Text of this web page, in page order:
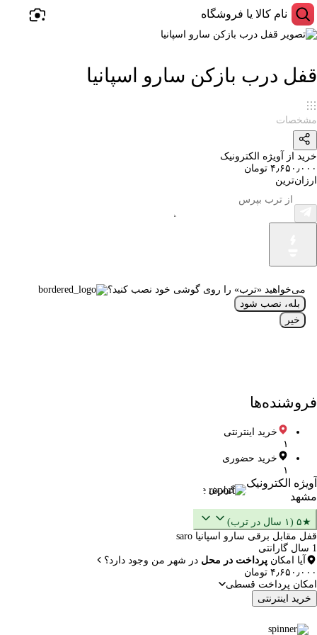
قفل درب بازکن سارو اسپانیا
مشخصات
خرید از آویژه الکترونیک
۴٫۶۵۰٫۰۰۰ تومان
ارزان‌ترین
می‌خواهید «ترب» را روی گوشی خود نصب کنید؟
بله، نصب شود
خیر
فروشنده‌ها
خرید اینترنتی
۱
خرید حضوری
۱
آویژه الکترونیک
مشهد
گزارش
★۵ (۱ سال در ترب)
قفل مقابل برقی سارو اسپانیا saro
1 سال گارانتی
آیا امکان پرداخت در محل در شهر من وجود دارد؟
۴٫۶۵۰٫۰۰۰ تومان
امکان پرداخت قسطی
خرید اینترنتی